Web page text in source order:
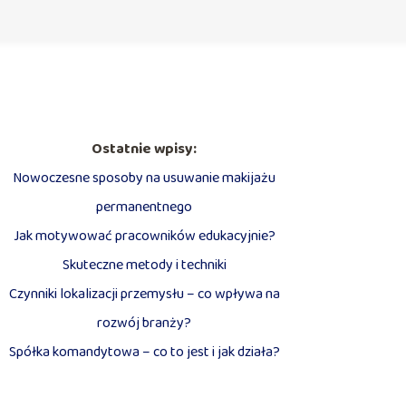
Ostatnie wpisy:
Nowoczesne sposoby na usuwanie makijażu
permanentnego
Jak motywować pracowników edukacyjnie?
Skuteczne metody i techniki
Czynniki lokalizacji przemysłu – co wpływa na
rozwój branży?
Spółka komandytowa – co to jest i jak działa?